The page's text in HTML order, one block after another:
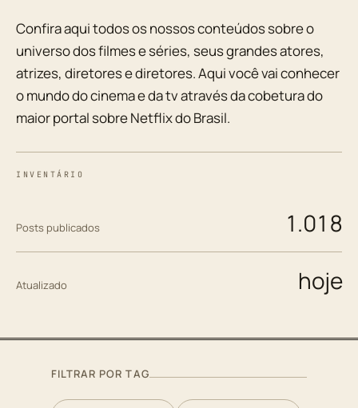
Confira aqui todos os nossos conteúdos sobre o
universo dos filmes e séries, seus grandes atores,
atrizes, diretores e diretores. Aqui você vai conhecer
o mundo do cinema e da tv através da cobetura do
maior portal sobre Netflix do Brasil.
INVENTÁRIO
Posts publicados 1.018
Atualizado hoje
FILTRAR POR TAG